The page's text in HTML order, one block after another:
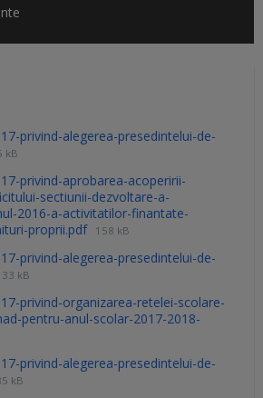
privind-alegerea-presedintelui-de-
kB
privind-aprobarea-acoperirii-
sectiunii-dezvoltare-a-
2016-a-activitatilor-finantate-
proprii.pdf 158 kB
privind-alegerea-presedintelui-de-
kB
privind-organizarea-retelei-scolare-
pentru-anul-scolar-2017-2018-
privind-alegerea-presedintelui-de-
kB